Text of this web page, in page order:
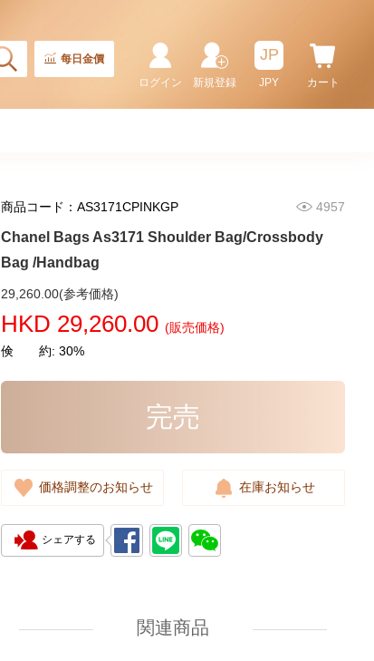
每日金價
カート
JP
JPY
新規登録
ログイン
商品コード：AS3171CPINKGP 4957
Chanel Bags As3171 Shoulder Bag/Crossbody
Bag /Handbag
29,260.00(参考価格)
HKD 29,260.00 (販売価格)
倹 約: 30%
完売
価格調整のお知らせ 在庫お知らせ
シェアする
関連商品
Chanel Bags As5631 Shoulder
54,800.00
55,800.00